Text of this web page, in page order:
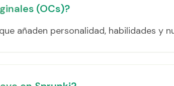
(OCs)?
añaden personalidad, habilidades y